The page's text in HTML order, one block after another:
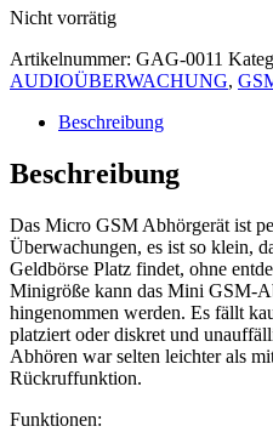
Nicht vorrätig
Artikelnummer: GAG-0011
AUDIOÜBERWACHUNG,
Beschreibung
Beschreibung
Das Micro GSM Abhörgerät ist
Überwachungen, es ist so klein,
Geldbörse Platz findet, ohne
Minigröße kann das Mini GSM-
hingenommen werden. Es fällt
platziert oder diskret und
Abhören war selten leichter als
Rückruffunktion.
Funktionen: